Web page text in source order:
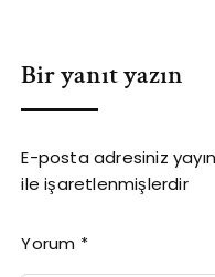
Bir yanıt yazın
E-posta adresiniz
ile işaretlenmişlerdir
Yorum *